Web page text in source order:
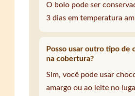
O bolo pode ser
3 dias em temperatura
Posso usar outro tipo de
na cobertura?
Sim, você pode usar
amargo ou ao leite no